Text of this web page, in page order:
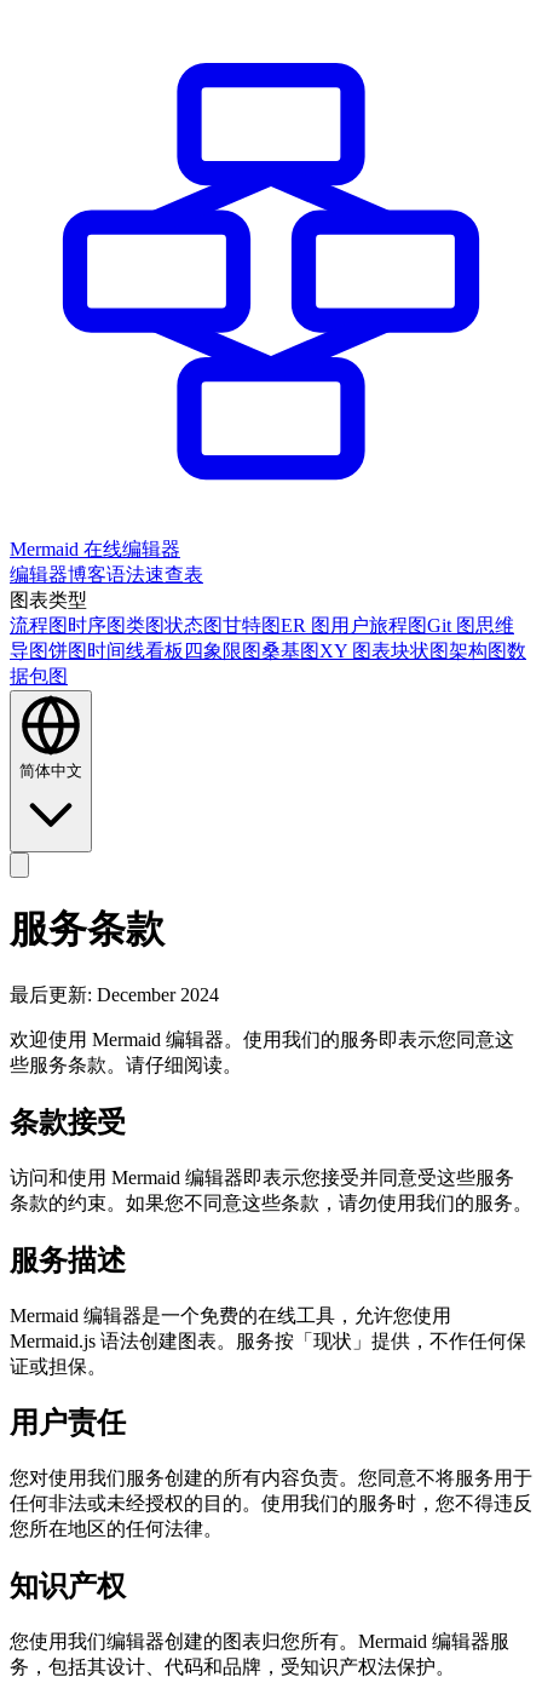
Mermaid 在线编辑器
编辑器博客语法速查表
图表类型
流程图时序图类图状态图甘特图ER 图 用户旅程图Git 图思维
导图饼图时间线看板 四象限图桑基图XY 图表块状图架构图数
据包图
简体中文
服务条款
最后更新: December 2024
欢迎使用 Mermaid 编辑器。使用我们的服务即表示您同意这
些服务条款。请仔细阅读。
条款接受
访问和使用 Mermaid 编辑器即表示您接受并同意受这些服务
条款的约束。如果您不同意这些条款，请勿使用我们的服务。
服务描述
Mermaid 编辑器是一个免费的在线工具，允许您使用
Mermaid.js 语法创建图表。服务按「现状」提供，不作任何保
证或担保。
用户责任
您对使用我们服务创建的所有内容负责。您同意不将服务用于
任何非法或未经授权的目的。使用我们的服务时，您不得违反
您所在地区的任何法律。
知识产权
您使用我们编辑器创建的图表归您所有。Mermaid 编辑器服
务，包括其设计、代码和品牌，受知识产权法保护。